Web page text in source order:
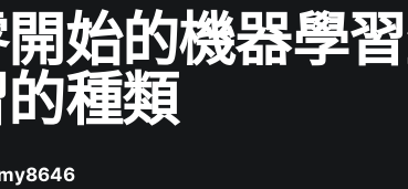
始的機器學
種類